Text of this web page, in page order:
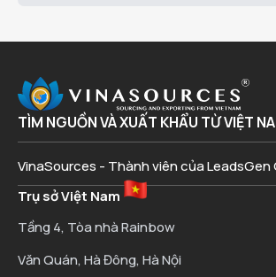
TÌM NGUỒN VÀ XUẤT KHẨU TỪ VIỆT
VinaSources - Thành viên của LeadsGen
Trụ sở Việt Nam
Tầng 4, Tòa nhà Rainbow
Văn Quán, Hà Đông, Hà Nội